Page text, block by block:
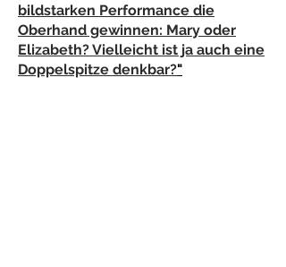
bildstarken Performance die
Oberhand gewinnen: Mary oder
Elizabeth? Vielleicht ist ja auch eine
Doppelspitze denkbar?"